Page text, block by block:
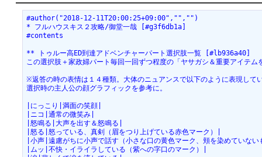
#author("2018-12-11T20:00:25+09:00","","")
* フルハウスキス２攻略/御堂一哉 [#g3f6db1a]
#contents
** トゥルー高ED到達アドベンチャーパート選択肢一覧 [#lb936a40]
この選択肢＋家政婦パート毎回一回ずつ程度の「ヤサガシ＆重要アイテ
※返答の時の表情は１４種類。大体のニュアンスで以下のように表現して
選択時の主人公の顔グラフィックを参考に。
|にっこり|満面の笑顔|
|ニコ|通常の微笑み|
|怒鳴る|大声を出す＆怒鳴る|
|怒る|怒っている、真剣（眉をつり上げている赤色マーク）|
|小声|遠慮がちに小声で話す（小さな口の黄色マーク、頬を染めていな
|ムッ|不快・イライラしている（紫への字口のマーク）|